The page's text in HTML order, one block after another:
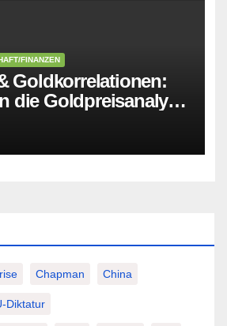
FINANZEN
Goldkorrelationen:
die Goldpreisanalyse
überlässt!
Chapman China
Diktatur